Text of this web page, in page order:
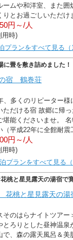
ームや和洋室、また囲
りとお過ごしいただけ
円～/人
用時)
プランをすべて見る（
畳を敷き詰めました！
宿 鶴巻荘
、多くのリピーター
ただける宿 故郷に帰
堪能くださいませ。
（平成22年に全館耐震
円～/人
用時)
プランをすべて見る（
と星見露天の湯宿で
花桃と星見露天の
そのはらナイトツア
とろりとした昼神温
で、森の露天風呂＆美